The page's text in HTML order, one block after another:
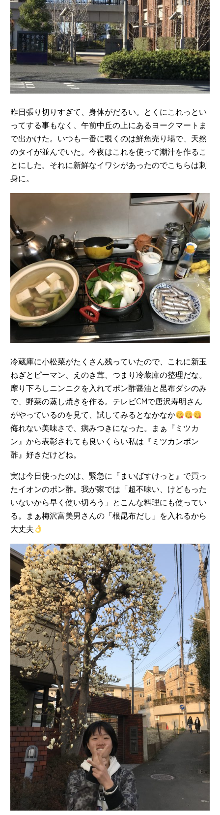
昨日張り切りすぎて、身体がだるい。とくにこれっとい
ってする事もなく、午前中丘の上にあるヨークマートま
で出かけた。いつも一番に覗くのは鮮魚売り場で、天然
のタイが並んでいた。今夜はこれを使って潮汁を作るこ
とにした。それに新鮮なイワシがあったのでこちらは刺
身に。
冷蔵庫に小松菜がたくさん残っていたので、これに新玉
ねぎとピーマン、えのき茸、つまり冷蔵庫の整理だな。
摩り下ろしニンニクを入れてポン酢醤油と昆布ダシのみ
で、野菜の蒸し焼きを作る。テレビCMで唐沢寿明さん
がやっているのを見て、試してみるとなかなか
侮れない美味さで、病みつきになった。まぁ『ミツカ
ン』から表彰されても良いくらい私は『ミツカンポン
酢』好きだけどね。
実は今日使ったのは、緊急に『まいばすけっと』で買っ
たイオンのポン酢。我が家では「超不味い、けどもった
いないから早く使い切ろう」とこんな料理にも使ってい
る。まぁ梅沢富美男さんの「根昆布だし」を入れるから
大丈夫